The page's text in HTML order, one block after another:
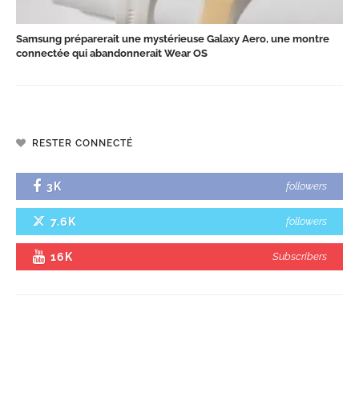
Samsung préparerait une mystérieuse Galaxy Aero, une montre
connectée qui abandonnerait Wear OS
RESTER CONNECTÉ
3K followers
7.6K followers
16K Subscribers